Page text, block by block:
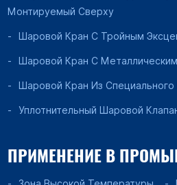
Монтируемый Сверху
Шаровой Кран С Тройным
Шаровой Кран С
Шаровой Кран Из
Уплотнительный Шаровой
ПРИМЕНЕНИЕ В